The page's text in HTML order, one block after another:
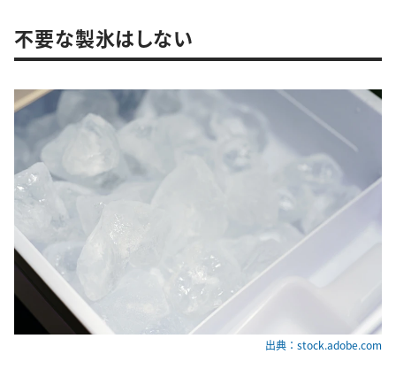
不要な製氷はしない
出典：stock.adobe.com